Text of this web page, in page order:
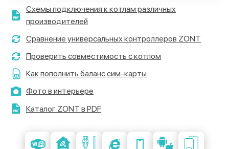
Схемы подключения к котлам различных
производителей
Сравнение универсальных контроллеров ZONT
Проверить совместимость с котлом
Как пополнить баланс сим-карты
Фото в интерьере
Каталог ZONT в PDF